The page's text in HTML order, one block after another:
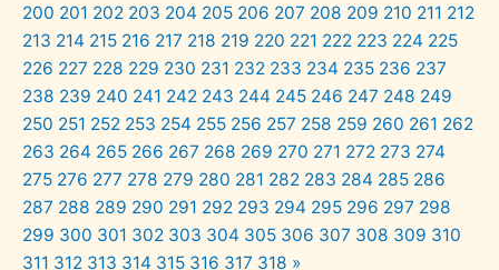
200 201 202 203 204 205 206 207 208 209 210 211 212
213 214 215 216 217 218 219 220 221 222 223 224 225
226 227 228 229 230 231 232 233 234 235 236 237
238 239 240 241 242 243 244 245 246 247 248 249
250 251 252 253 254 255 256 257 258 259 260 261 262
263 264 265 266 267 268 269 270 271 272 273 274
275 276 277 278 279 280 281 282 283 284 285 286
287 288 289 290 291 292 293 294 295 296 297 298
299 300 301 302 303 304 305 306 307 308 309 310
311 312 313 314 315 316 317 318 »